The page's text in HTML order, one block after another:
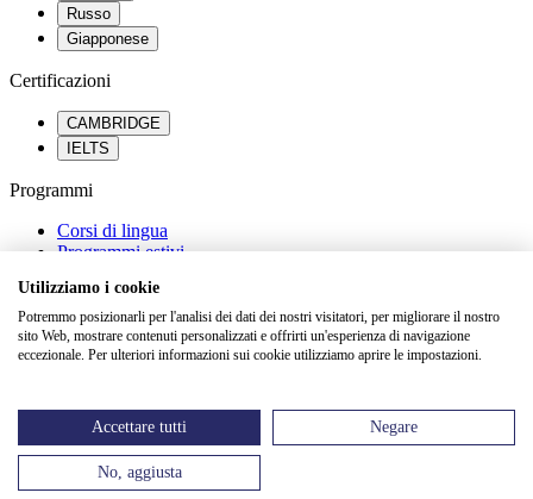
Russo
Giapponese
Certificazioni
CAMBRIDGE
IELTS
Programmi
Corsi di lingua
Programmi estivi
Orientamento universitario
Saperne di più
Keiron Education -Sitemap
Utilizziamo i cookie
Potremmo posizionarli per l'analisi dei dati dei nostri visitatori, per migliorare il nostro
sito Web, mostrare contenuti personalizzati e offrirti un'esperienza di navigazione
eccezionale. Per ulteriori informazioni sui cookie utilizziamo aprire le impostazioni.
Accettare tutti Negare
No, aggiusta